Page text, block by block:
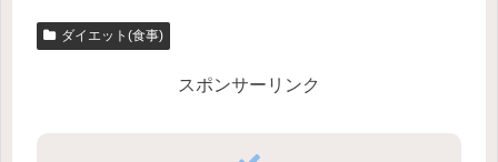
ダイエット(食事)
スポンサーリンク